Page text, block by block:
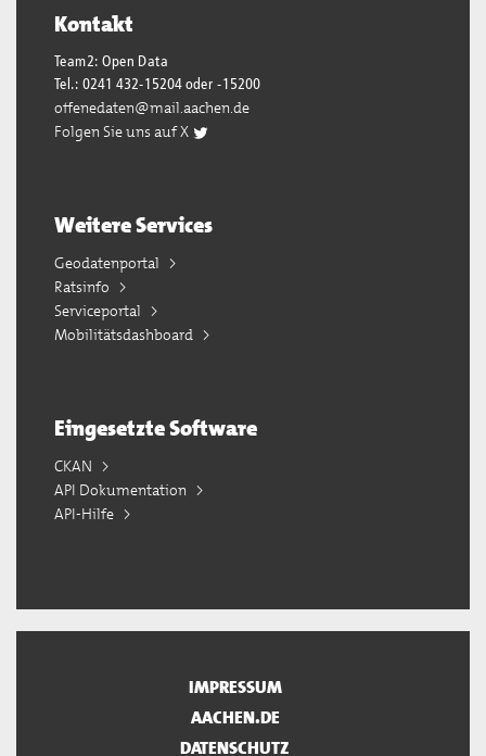
Kontakt
Team2: Open Data
Tel.: 0241 432-15204 oder -15200
offenedaten@mail.aachen.de
Folgen Sie uns auf X
Weitere Services
Geodatenportal
Ratsinfo
Serviceportal
Mobilitätsdashboard
Eingesetzte Software
CKAN
API Dokumentation
API-Hilfe
IMPRESSUM
AACHEN.DE
DATENSCHUTZ